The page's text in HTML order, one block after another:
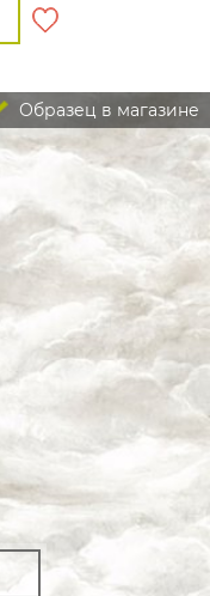
Образец в магазине